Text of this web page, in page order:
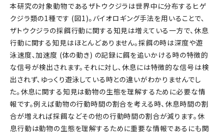
本研究の対象動物であるザトウクジラは世界中に分布するヒゲ
クジラ類の1種です (図1)。バイオロギング手法を用いることで、
ザトウクジラの採餌行動に関する知見は増えている一方で、休息
行動に関する知見はほとんどありません。採餌の時は深度や遊
泳速度、加速度 (体の動き) の記録に餌を追いかける時の特徴的
な信号が検出されます。それに対し、休息には特徴的な信号は検
出されず、ゆっくり遊泳している時との違いがわかりませんでし
た。休息に関する知見は動物の生態を理解するために必要な情
報です。例えば動物の行動時間の割合を考える時、休息時間の割
合が増えれば採餌などその他の行動時間の割合が減ります。休
息行動は動物の生態を理解するために重要な情報であるにも関